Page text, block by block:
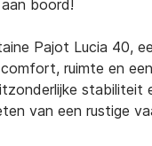
boord!
Pajot Lucia 40,
ruimte en
stabiliteit
van een rustige